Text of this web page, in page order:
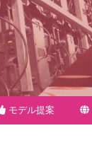
モデル提案